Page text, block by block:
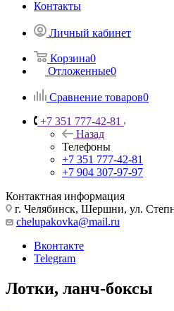
Контакты
Личный кабинет
Корзина0
Отложенные0
Сравнение товаров0
+7 351 777-42-81
Назад
Телефоны
+7 351 777-42-81
+7 904 307-97-97
Контактная информация
г. Челябинск, Шершни, ул.
chelupakovka@mail.ru
Вконтакте
Telegram
Лотки, ланч-боксы